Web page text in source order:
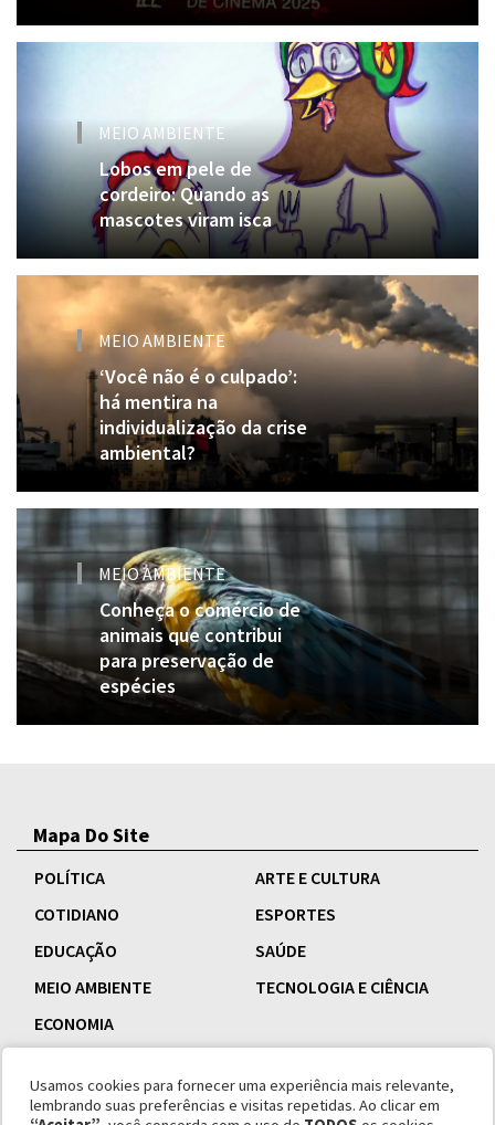
MEIO AMBIENTE
Lobos em pele de
cordeiro: Quando as
mascotes viram isca
MEIO AMBIENTE
‘Você não é o culpado’:
há mentira na
individualização da crise
ambiental?
MEIO AMBIENTE
Conheça o comércio de
animais que contribui
para preservação de
espécies
Mapa Do Site
POLÍTICA
ARTE E CULTURA
COTIDIANO
ESPORTES
EDUCAÇÃO
SAÚDE
MEIO AMBIENTE
TECNOLOGIA E CIÊNCIA
ECONOMIA
Usamos cookies para fornecer uma experiência mais relevante,
lembrando suas preferências e visitas repetidas. Ao clicar em